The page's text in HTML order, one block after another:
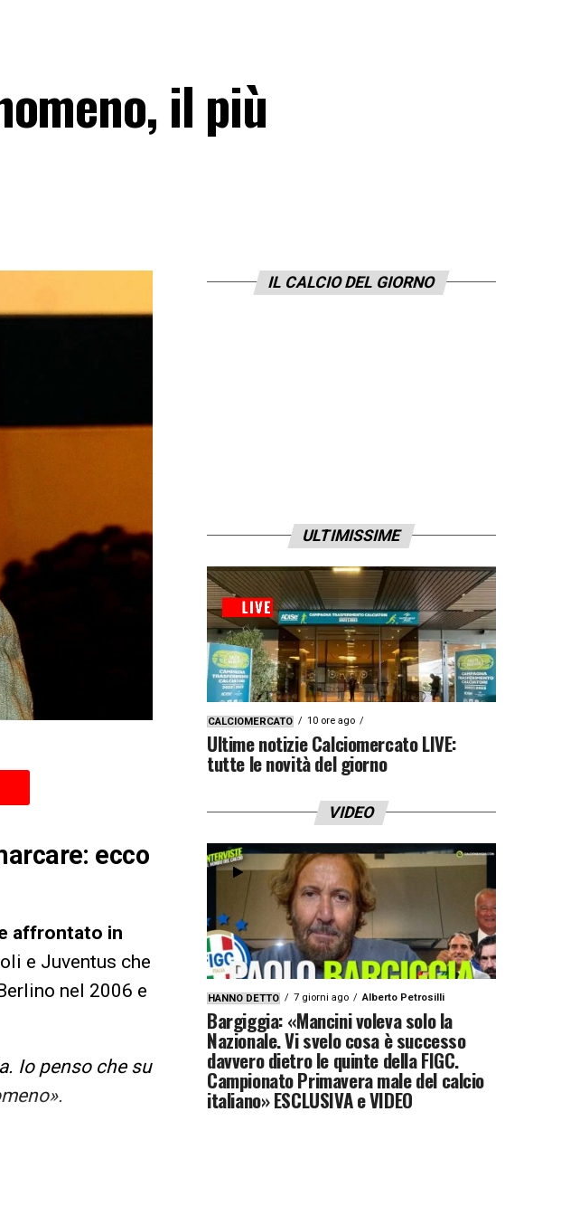
il più
ecco
affrontato in
e Juventus che
nel 2006 e
Io penso che su
IL CALCIO DEL GIORNO
ULTIMISSIME
CALCIOMERCATO 10 ore ago
Ultime notizie Calciomercato LIVE:
tutte le novità del giorno
VIDEO
HANNO DETTO 7 giorni ago Alberto Petrosilli
Bargiggia: «Mancini voleva solo la
Nazionale. Vi svelo cosa è successo
davvero dietro le quinte della FIGC.
Campionato Primavera male del calcio
italiano» ESCLUSIVA e VIDEO